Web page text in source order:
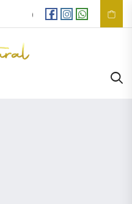
EnviosGRATIS en